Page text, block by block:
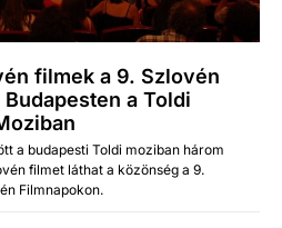
filmek a 9. Szlovén
a Toldi
a budapesti Tol­di moz­iban három
fil­met láthat a közön­ség a 9.
Film­napokon.